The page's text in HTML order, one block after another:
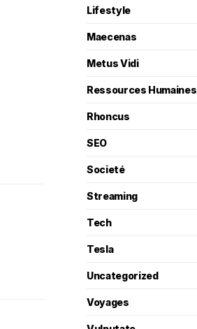
Lifestyle
Maecenas
Metus Vidi
Ressources Humaines
Rhoncus
SEO
Societé
Streaming
Tech
Tesla
Uncategorized
Voyages